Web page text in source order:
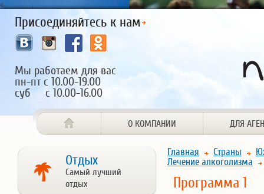
<
Присоединяйтесь к нам
Мы работаем для вас
пн-пт с 10.00-19.00
суб с 10.00-16.00
О КОМПАНИИ ДЛЯ
Отдых
Самый лучший
отдых
Главная Страны
Лечение алкоголизма
Программа 1